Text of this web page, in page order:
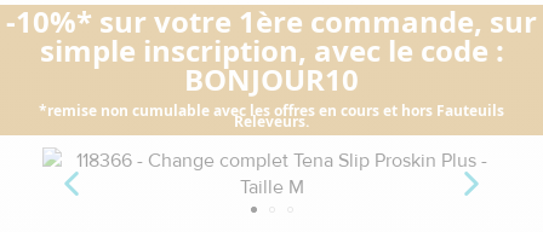
-10%* sur votre 1ère commande, sur
simple inscription, avec le code :
BONJOUR10
*remise non cumulable avec les offres en cours et hors Fauteuils
Releveurs.